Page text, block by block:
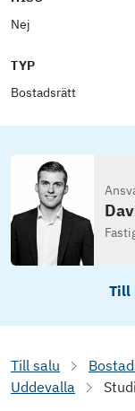
Nej
TYP
Bostadsrätt
Till
Till salu
Uddevalla